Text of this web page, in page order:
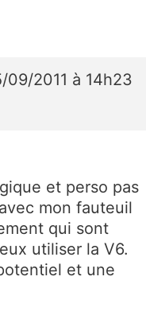
09/2011 à 14h23
et perso pas
mon fauteuil
qui sont
utiliser la V6.
et une